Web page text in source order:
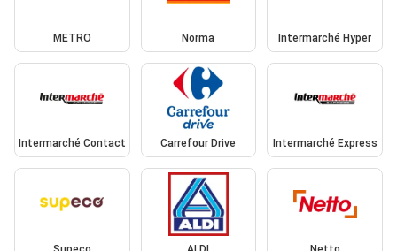
METRO Norma Intermarché Hyper
Intermarché Contact Carrefour Drive Intermarché Express